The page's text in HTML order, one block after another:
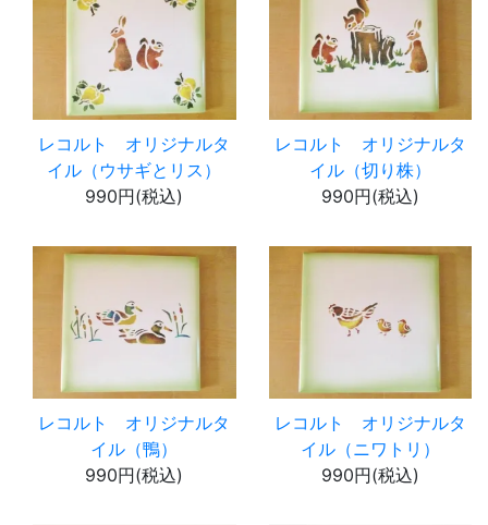
レコルト オリジナルタ
イル（ウサギとリス）
990円(税込)
レコルト オリジナルタ
イル（切り株）
990円(税込)
レコルト オリジナルタ
イル（鴨）
990円(税込)
レコルト オリジナルタ
イル（ニワトリ）
990円(税込)